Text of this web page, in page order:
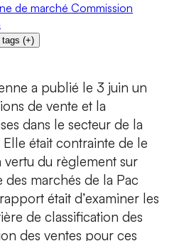
de marché Commission
(+)
a publié le 3 juin un
de vente et la
dans le secteur de la
était contrainte de le
du règlement sur
des marchés de la Pac
était d’examiner les
de classification des
des ventes pour ces